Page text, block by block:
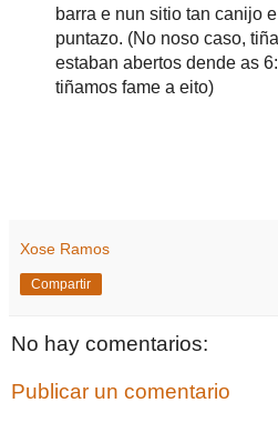
barra e nun sitio tan canijo
puntazo. (No noso caso,
estaban abertos dende as
tiñamos fame a eito)
Xose Ramos
Compartir
No hay comentarios:
Publicar un comentario